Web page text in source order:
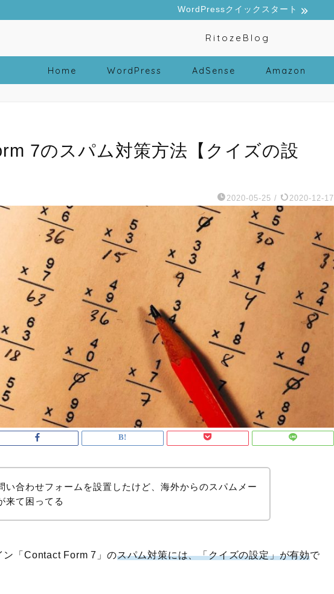
WordPressクイックスタート
RitozeBlog
Home WordPress AdSense Amazon
7のスパム対策方法【クイズの設
2020-05-25 / 2020-12-17
い合わせフォームを設置したけど、海外からのスパムメー
来て困ってる
ン「Contact Form 7」のスパム対策には、「クイズの設定」が有効で